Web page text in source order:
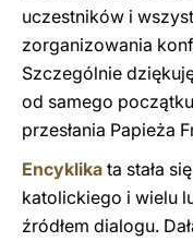
uczestników i
zorganizowania
Szczególnie
od samego
przesłania Papieża
Encyklika ta stała
katolickiego i wielu
źródłem dialogu.